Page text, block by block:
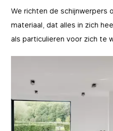
We richten de schijnwerpers
materiaal, dat alles in zich
als particulieren voor zich te